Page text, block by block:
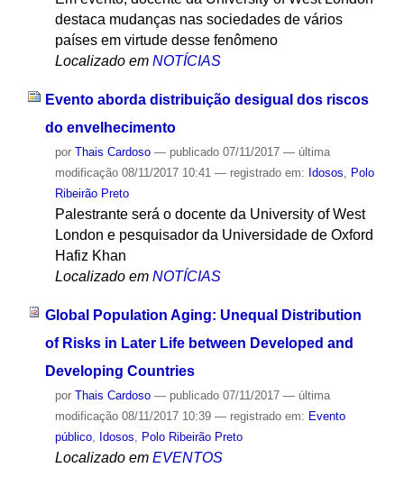
destaca mudanças nas sociedades de vários
países em virtude desse fenômeno
Localizado em NOTÍCIAS
Evento aborda distribuição desigual dos riscos
do envelhecimento
por Thais Cardoso — publicado07/11/2017 — última
modificação08/11/2017 10:41 — registrado em: Idosos, Polo
Ribeirão Preto
Palestrante será o docente da University of West
London e pesquisador da Universidade de Oxford
Hafiz Khan
Localizado em NOTÍCIAS
Global Population Aging: Unequal Distribution
of Risks in Later Life between Developed and
Developing Countries
por Thais Cardoso — publicado07/11/2017 — última
modificação08/11/2017 10:39 — registrado em: Evento
público, Idosos Polo Ribeirão Preto
Localizado em EVENTOS